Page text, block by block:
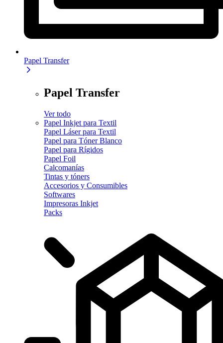
Papel Transfer
Papel Transfer
Ver todo
Papel Inkjet para Textil
Papel Láser para Textil
Papel para Tóner Blanco
Papel para Rígidos
Papel Foil
Calcomanías
Tintas y tóners
Accesorios y Consumibles
Softwares
Impresoras Inkjet
Packs